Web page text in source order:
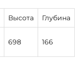
Высота Глубина
698 166